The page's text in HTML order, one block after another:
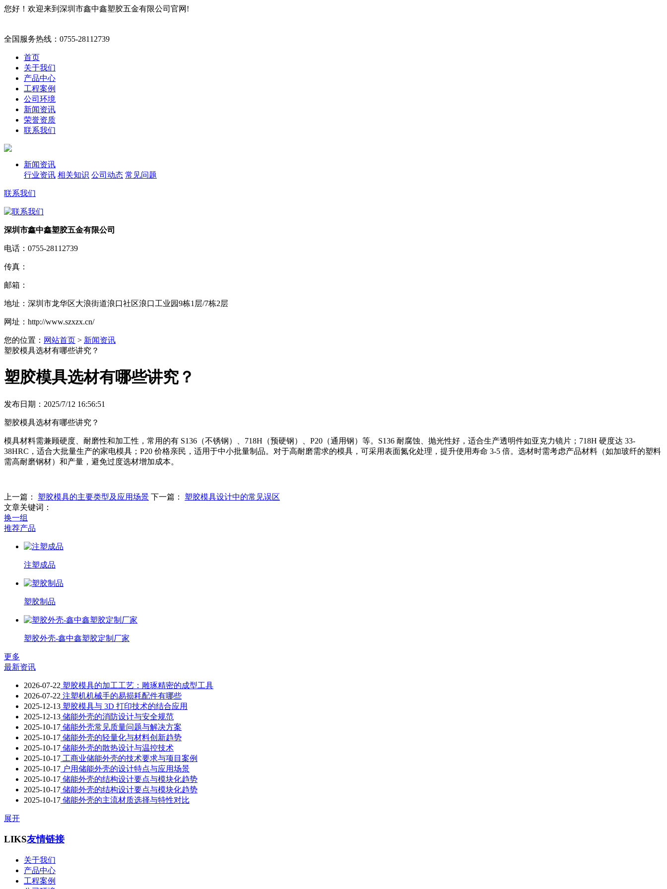
您好！欢迎来到深圳市鑫中鑫塑胶五金有限公司官网!
全国服务热线： 0755-28112739
首页
关于我们
产品中心
工程案例
公司环境
新闻资讯
荣誉资质
联系我们
新闻资讯
行业资讯 相关知识 公司动态 常见问题
联系我们
深圳市鑫中鑫塑胶五金有限公司
电话： 0755-28112739
传真：
邮箱：
地址： 深圳市龙华区大浪街道浪口社区浪口工业园9栋1层/7栋2层
网址： http://www.szxzx.cn/
您的位置： 网站首页 > 新闻资讯
塑胶模具选材有哪些讲究？
塑胶模具选材有哪些讲究？
发布日期：2025/7/12 16:56:51
塑胶模具选材有哪些讲究？
模具材料需兼顾硬度、耐磨性和加工性，常用的有 S136（不锈钢）、718H（预硬钢）、P20（通用钢）等。S136 耐腐蚀、抛光性好，适合生产透明件如亚克力镜片；718H 硬度达 33-
38HRC，适合大批量生产的家电模具；P20 价格亲民，适用于中小批量制品。对于高耐磨需求的模具，可采用表面氮化处理，提升使用寿命 3-5 倍。选材时需考虑产品材料（如加玻纤的塑料
需高耐磨钢材）和产量，避免过度选材增加成本。
上一篇： 塑胶模具的主要类型及应用场景 下一篇： 塑胶模具设计中的常见误区
文章关键词：
换一组
推荐产品
注塑成品
塑胶制品
塑胶外壳-鑫中鑫塑胶定制厂家
更多
最新资讯
2026-07-22 塑胶模具的加工工艺：雕琢精密的成型工具
2026-07-22 注塑机机械手的易损耗配件有哪些
2025-12-13 塑胶模具与 3D 打印技术的结合应用
2025-12-13 储能外壳的消防设计与安全规范
2025-10-17 储能外壳常见质量问题与解决方案
2025-10-17 储能外壳的轻量化与材料创新趋势
2025-10-17 储能外壳的散热设计与温控技术
2025-10-17 工商业储能外壳的技术要求与项目案例
2025-10-17 户用储能外壳的设计特点与应用场景
2025-10-17 储能外壳的结构设计要点与模块化趋势
2025-10-17 储能外壳的结构设计要点与模块化趋势
2025-10-17 储能外壳的主流材质选择与特性对比
展开
LIKS友情链接
关于我们
产品中心
工程案例